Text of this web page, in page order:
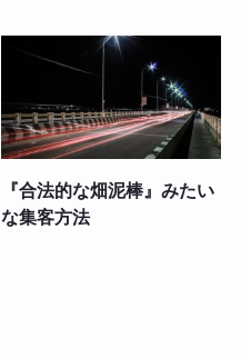
『合法的な畑泥棒』みたい
な集客方法